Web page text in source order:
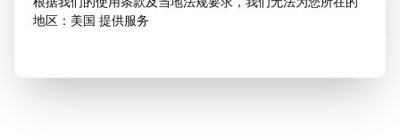
地区：美国 提供服务